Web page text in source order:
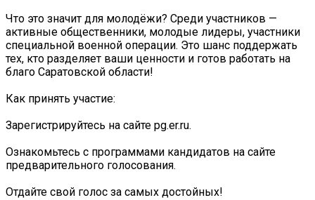
Что это значит для молодёжи? Среди участников —
активные общественники, молодые лидеры, участники
специальной военной операции. Это шанс поддержать
тех, кто разделяет ваши ценности и готов работать на
благо Саратовской области!
Как принять участие:
Зарегистрируйтесь на сайте pg.er.ru.
Ознакомьтесь с программами кандидатов на сайте
предварительного голосования.
Отдайте свой голос за самых достойных!